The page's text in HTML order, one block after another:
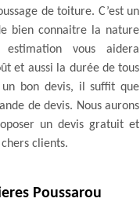
de toiture. C’est un
bien connaitre la nature
vous aidera
et aussi la durée de tous
bon devis, il suffit que
de devis. Nous aurons
un devis gratuit et
clients.
Poussarou